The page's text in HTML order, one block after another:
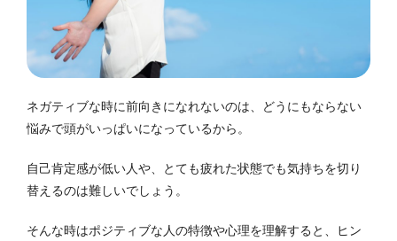
ネガティブな時に前向きになれないのは、どうにもならない
悩みで頭がいっぱいになっているから。
自己肯定感が低い人や、とても疲れた状態でも気持ちを切り
替えるのは難しいでしょう。
そんな時はポジティブな人の特徴や心理を理解すると、ヒン